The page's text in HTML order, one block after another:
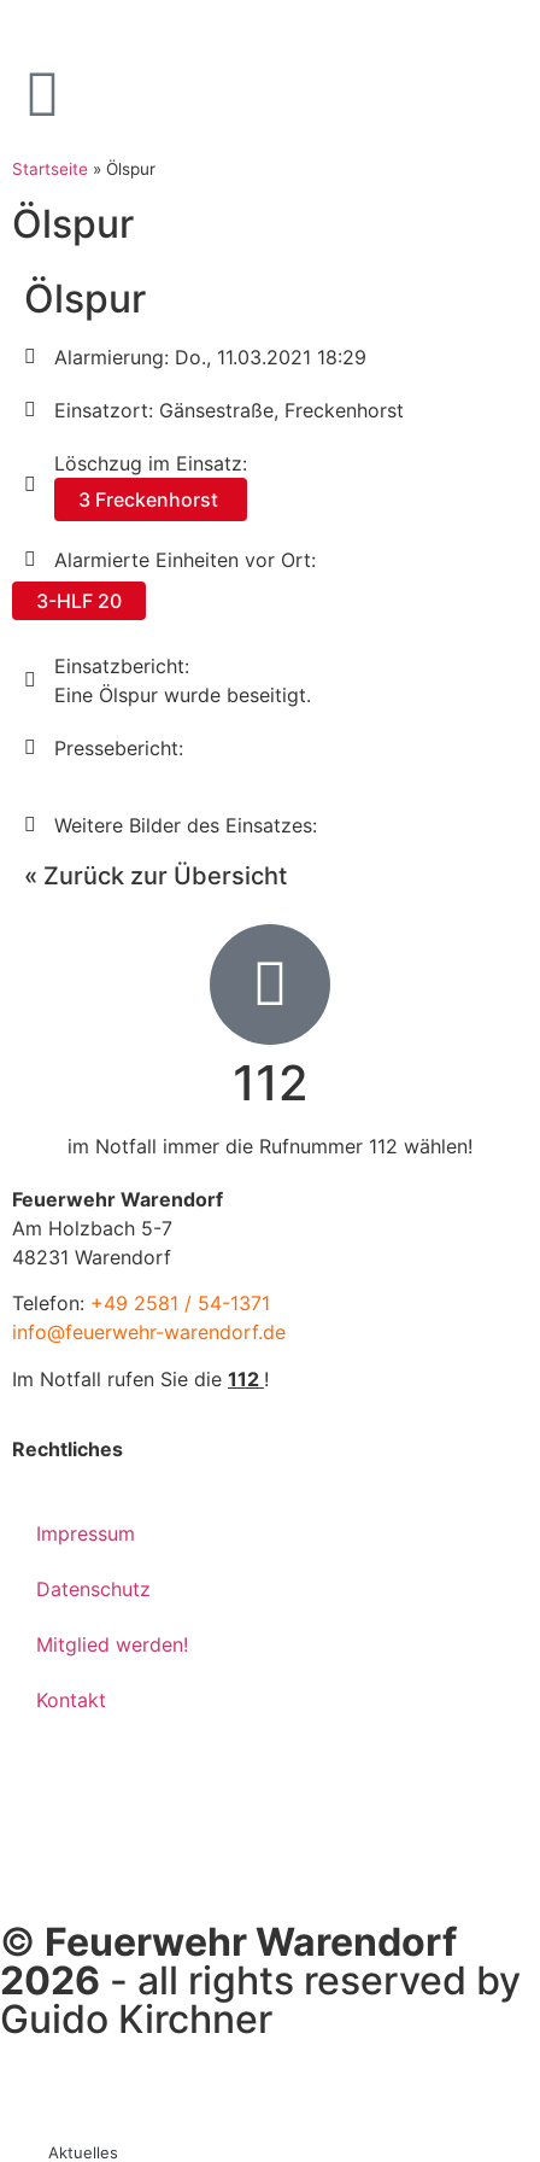
Startseite » Ölspur
Ölspur
Ölspur
Alarmierung: Do., 11.03.2021 18:29
Einsatzort: Gänsestraße, Freckenhorst
Löschzug im Einsatz:
3 Freckenhorst
Alarmierte Einheiten vor Ort:
3-HLF 20
Einsatzbericht:
Eine Ölspur wurde beseitigt.
Pressebericht:
Weitere Bilder des Einsatzes:
« Zurück zur Übersicht
112
im Notfall immer die Rufnummer 112 wählen!
Feuerwehr Warendorf
Am Holzbach 5-7
48231 Warendorf
Telefon: +49 2581 / 54-1371
info@feuerwehr-warendorf.de
Im Notfall rufen Sie die 112 !
Rechtliches
Impressum
Datenschutz
Mitglied werden!
Kontakt
© Feuerwehr Warendorf
2026 - all rights reserved by
Guido Kirchner
Aktuelles